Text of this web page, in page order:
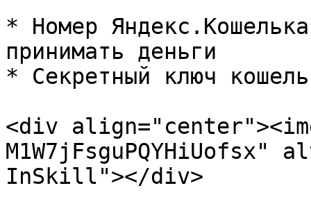
* Номер
принимать деньги
* Секретный ключ
<div
M1W7jFsguPQYHiUofsx"
InSkill"></div>